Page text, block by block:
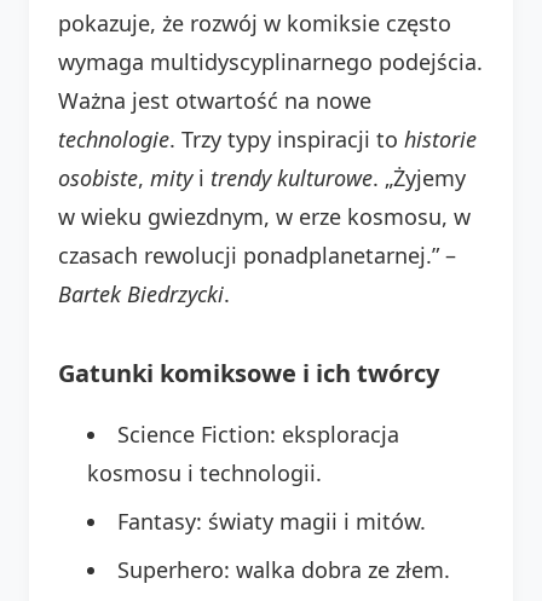
pokazuje, że rozwój w komiksie często
wymaga multidyscyplinarnego podejścia.
Ważna jest otwartość na nowe
technologie. Trzy typy inspiracji to historie
osobiste, mityi trendy kulturowe. „Żyjemy
w wieku gwiezdnym, w erze kosmosu, w
czasach rewolucji ponadplanetarnej.” –
Bartek Biedrzycki.
Gatunki komiksowe i ich twórcy
Science Fiction: eksploracja
kosmosu i technologii.
Fantasy: światy magii i mitów.
Superhero: walka dobra ze złem.